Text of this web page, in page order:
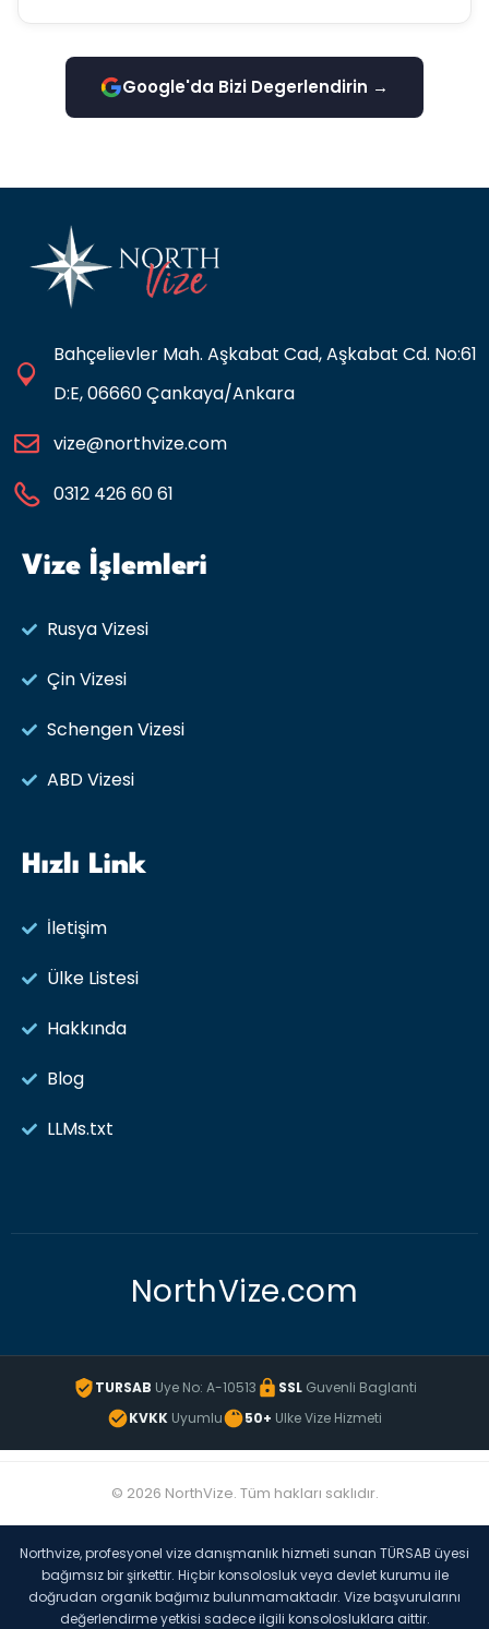
Google'da Bizi Degerlendirin →
Bahçelievler Mah. Aşkabat Cad, Aşkabat Cd. No:61
D:E, 06660 Çankaya/Ankara
vize@northvize.com
0312 426 60 61
Vize İşlemleri
Rusya Vizesi​
Çin Vizesi
Schengen Vizesi
ABD Vizesi
Hızlı Link
İletişim
Ülke Listesi
Hakkında
Blog
LLMs.txt
NorthVize.com
TURSAB Uye No: A-10513 SSLGuvenli Baglanti
KVKK Uyumlu 50+ Ulke Vize Hizmeti
© 2026 NorthVize. Tüm hakları saklıdır.
Northvize, profesyonel vize danışmanlık hizmeti sunan TÜRSAB üyesi
bağımsız bir şirkettir. Hiçbir konsolosluk veya devlet kurumu ile
doğrudan organik bağımız bulunmamaktadır. Vize başvurularını
değerlendirme yetkisi sadece ilgili konsolosluklara aittir.